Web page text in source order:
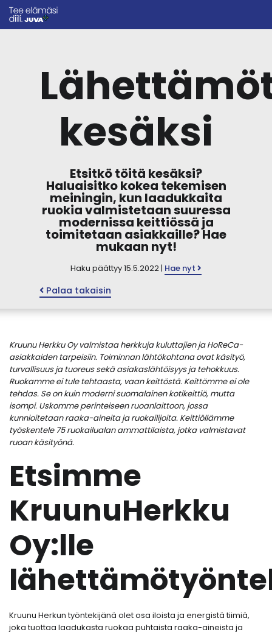
kesäksi
Etsitkö töitä kesäksi?
Haluaisitko kokea tekemisen
meiningin, kun laadukkaita
ruokia valmistetaan suuressa
modernissa keittiössä ja
toimitetaan asiakkaille? Hae
mukaan nyt!
Haku päättyy 15.5.2022 | Hae nyt
Palaa takaisin
Kruunu Herkku Oy valmistaa herkkuja kuluttajien ja HoReCa-
asiakkaiden tarpeisiin. Toiminnan lähtökohtana ovat käsityö,
turvallisuus ja tuoreus sekä asiakaslähtöisyys ja tehokkuus.
Ruokamme ei tule tehtaasta, vaan keittöstä. Keittömme ei ole
tehdas. Se on kuin moderni suomalainen kotikeittiö, mutta
isompi. Uskomme perinteiseen ruoanlaittoon, jossa
kunnioitetaan raaka-aineita ja ruokailijoita. Keittiöllämme
työskentele 75 ruokailualan ammattilaista, jotka valmistavat
ruoan käsityönä.
Etsimme
KruunuHerkku
Oy:lle
Kruunu Herkun työntekijänä olet osa iloista ja energistä tiimiä,
joka tuottaa laadukasta ruokaa puhtaista raaka-aineista ja